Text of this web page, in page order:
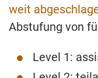
weit
Abstufung von
Level 1: